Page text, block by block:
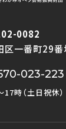
0082
区一番町29番
023-223
時（土日祝休）